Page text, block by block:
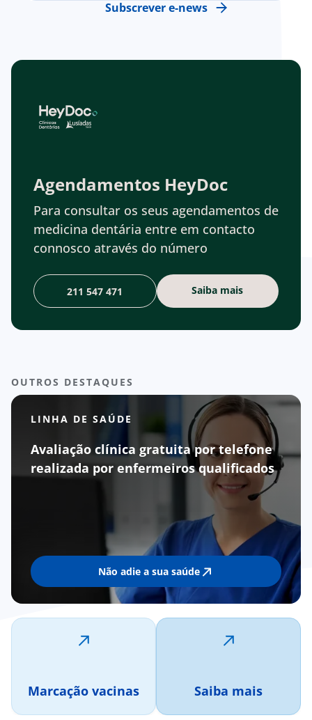
Subscrever e-news
Agendamentos HeyDoc
Para consultar os seus agendamentos de
medicina dentária entre em contacto
connosco através do número
211 547 471 Saiba mais
OUTROS DESTAQUES
LINHA DE SAÚDE
Não adie a sua saúde
Avaliação clínica gratuita por telefone
realizada por enfermeiros qualificados
Marcação vacinas Saiba mais